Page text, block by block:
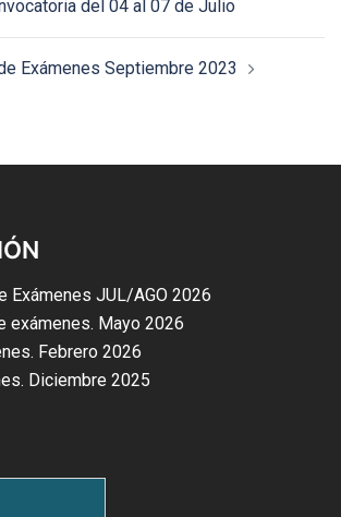
del 04 al 07 de Julio
Exámenes Septiembre 2023
Exámenes JUL/AGO 2026
exámenes. Mayo 2026
Febrero 2026
Diciembre 2025